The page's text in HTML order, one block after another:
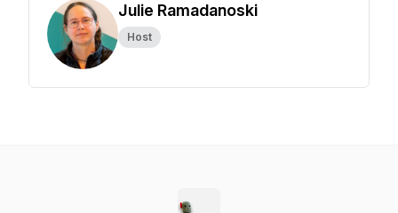
Julie Ramadanoski
Host